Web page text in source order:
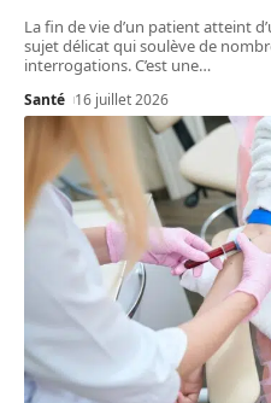
La fin de vie d’un patient atteint
sujet délicat qui soulève de
interrogations. C’est une…
Santé 16 juillet 2026